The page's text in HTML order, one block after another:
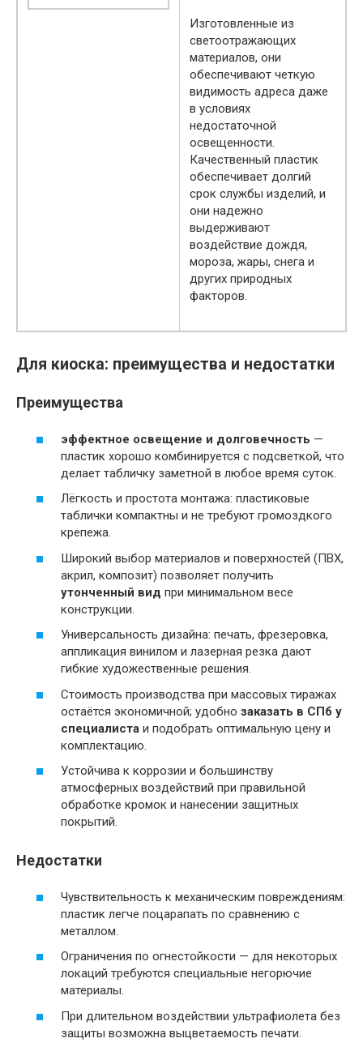
Изготовленные из
светоотражающих
материалов, они
обеспечивают четкую
видимость адреса даже
в условиях
недостаточной
освещенности.
Качественный пластик
обеспечивает долгий
срок службы изделий, и
они надежно
выдерживают
воздействие дождя,
мороза, жары, снега и
других природных
факторов.
Для киоска: преимущества и недостатки
Преимущества
эффектное освещение и долговечность —
пластик хорошо комбинируется с подсветкой, что
делает табличку заметной в любое время суток.
Лёгкость и простота монтажа: пластиковые
таблички компактны и не требуют громоздкого
крепежа.
Широкий выбор материалов и поверхностей (ПВХ,
акрил, композит) позволяет получить
утонченный вид при минимальном весе
конструкции.
Универсальность дизайна: печать, фрезеровка,
аппликация винилом и лазерная резка дают
гибкие художественные решения.
Стоимость производства при массовых тиражах
остаётся экономичной; удобно заказать в СПб у
специалиста и подобрать оптимальную цену и
комплектацию.
Устойчива к коррозии и большинству
атмосферных воздействий при правильной
обработке кромок и нанесении защитных
покрытий.
Недостатки
Чувствительность к механическим повреждениям:
пластик легче поцарапать по сравнению с
металлом.
Ограничения по огнестойкости — для некоторых
локаций требуются специальные негорючие
материалы.
При длительном воздействии ультрафиолета без
защиты возможна выцветаемость печати.